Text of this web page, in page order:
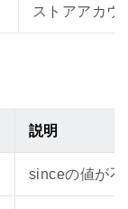
ストアアカウ
説明
sinceの値が不